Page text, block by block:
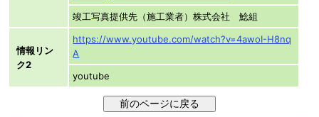
竣工写真提供先（施工業者）株式会社 鯰組
情報リン
ク2
https://www.youtube.com/watch?v=4awoI-H8nq
A
youtube